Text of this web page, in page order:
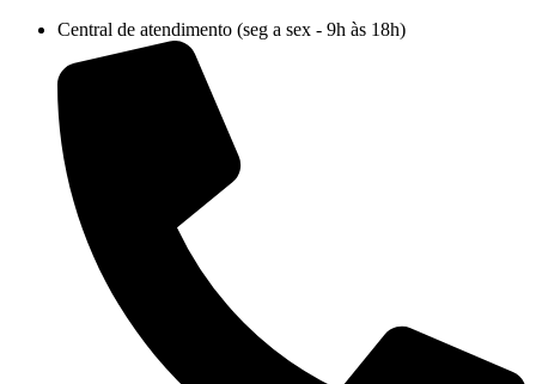
conteúdo
Central de atendimento (seg a sex - 9h às 18h)